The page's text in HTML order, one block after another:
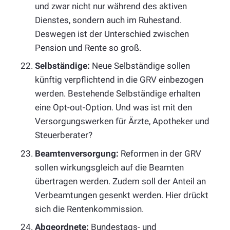
und zwar nicht nur während des aktiven
Dienstes, sondern auch im Ruhestand.
Deswegen ist der Unterschied zwischen
Pension und Rente so groß.
Selbständige: Neue Selbständige sollen
künftig verpflichtend in die GRV einbezogen
werden. Bestehende Selbständige erhalten
eine Opt-out-Option. Und was ist mit den
Versorgungswerken für Ärzte, Apotheker und
Steuerberater?
Beamtenversorgung: Reformen in der GRV
sollen wirkungsgleich auf die Beamten
übertragen werden. Zudem soll der Anteil an
Verbeamtungen gesenkt werden. Hier drückt
sich die Rentenkommission.
Abgeordnete: Bundestags- und